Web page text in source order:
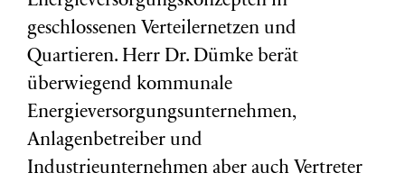
geschlossenen Verteilernetzen und
Quartieren. Herr Dr. Dümke berät
überwiegend kommunale
Energieversorgungsunternehmen,
Anlagenbetreiber und
Industrieunternehmen aber auch Vertreter